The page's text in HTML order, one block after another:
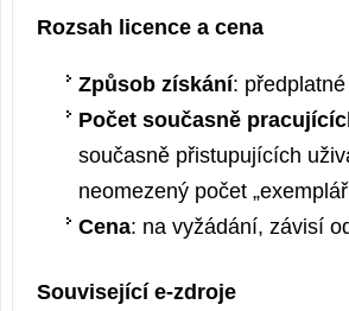
Rozsah licence a cena
Způsob získání: předplatné
Počet současně
současně přistupujících
neomezený počet
Cena: na vyžádání, závisí
Související e-zdroje